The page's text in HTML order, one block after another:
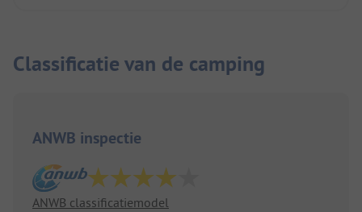
Classificatie van de camping
ANWB inspectie
ANWB classificatiemodel